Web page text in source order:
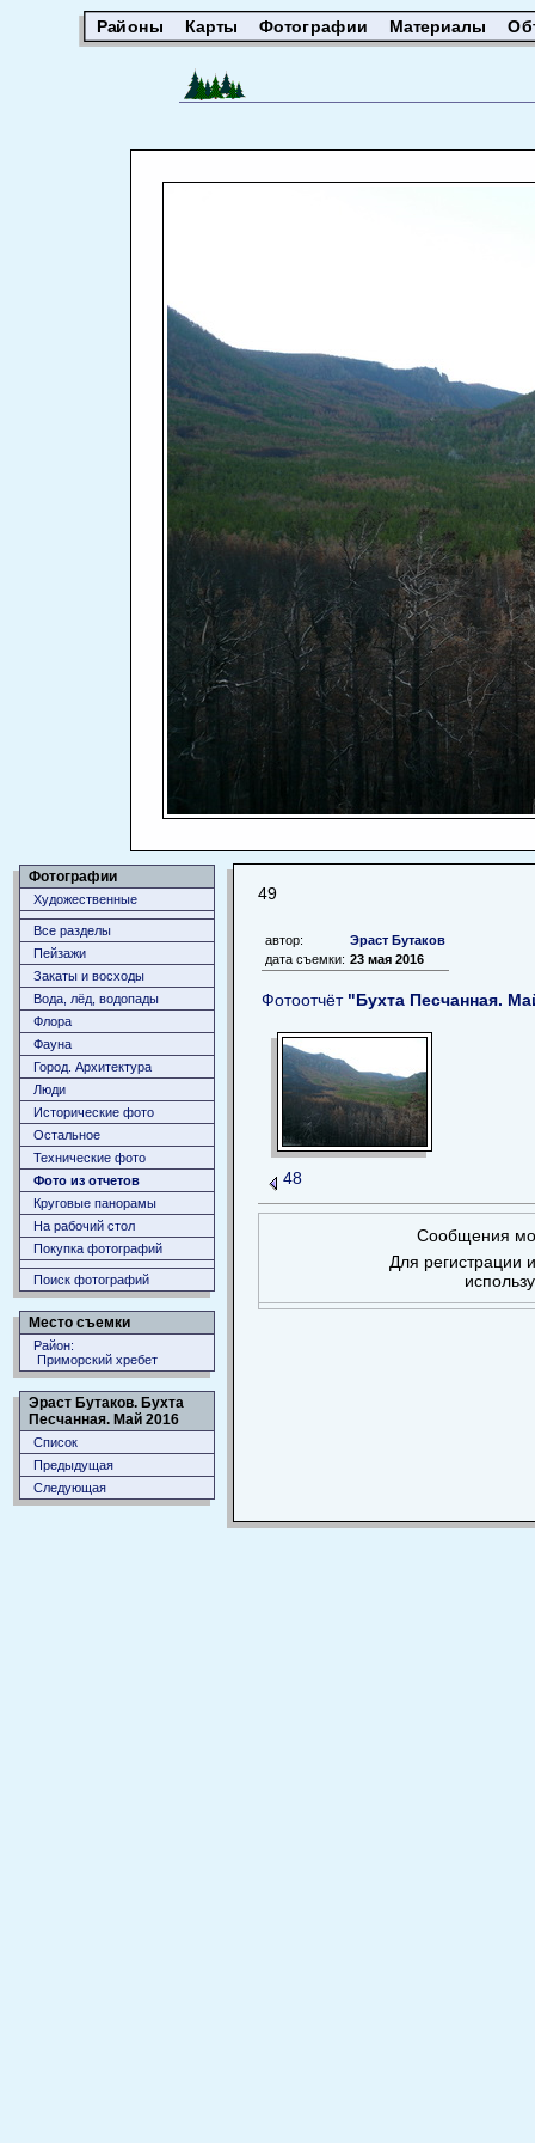
Районы Карты Фотографии Материалы
Фотографии
Художественные
Все разделы
Пейзажи
Закаты и восходы
Вода, лёд, водопады
Флора
Фауна
Город. Архитектура
Люди
Исторические фото
Остальное
Технические фото
Фото из отчетов
Круговые панорамы
На рабочий стол
Покупка фотографий
Поиск фотографий
Место съемки
Район:
Приморский хребет
Эраст Бутаков. Бухта
Песчанная. Май 2016
Список
Предыдущая
Следующая
49
автор:
Эраст Бутаков
дата съемки: 23 мая 2016
Фотоотчёт "Бухта Песчанная.
48
Сообщения
Для регистрации